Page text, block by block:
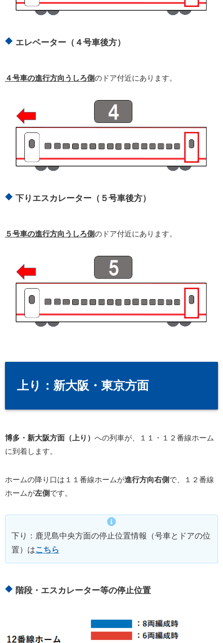
エレベーター（４号車後方）
４号車の進行方向うしろ側のドア付近にあります。
下りエスカレーター（５号車後方）
５号車の進行方向うしろ側のドア付近にあります。
上り：新大阪・東京方面
博多・新大阪方面（上り） への列車が、１１・１２番線ホーム
に到着します。
ホームの降り口は１１番線ホームが進行方向右側で、１２番線
ホームが左側です。
下り：鹿児島中央方面の停止位置情報（号車とドアの位
置）はこちら
階段・エスカレーター等の停止位置